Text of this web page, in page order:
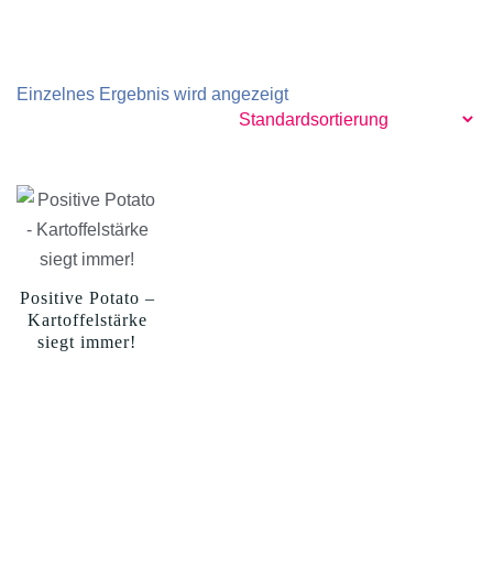
Einzelnes Ergebnis wird angezeigt
Positive Potato –
Kartoffelstärke
siegt immer!